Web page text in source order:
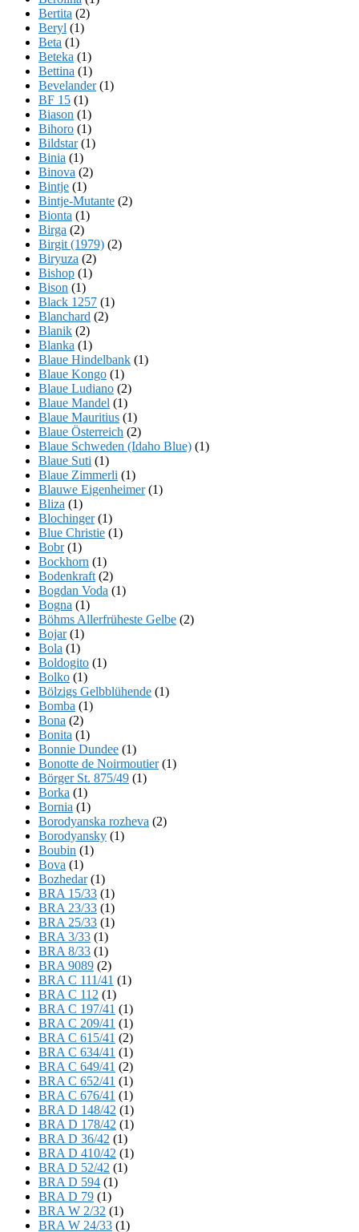
Bertita (2)
Beryl (1)
Beta (1)
Beteka (1)
Bettina (1)
Bevelander(1)
BF 15 (1)
Biason (1)
Bihoro (1)
Bildstar(1)
Binia (1)
Binova (2)
Bintje (1)
Bintje-Mutante (2)
Bionta (1)
Birga (2)
Birgit (1979) (2)
Biryuza (2)
Bishop (1)
Bison (1)
Black 1257 (1)
Blanchard (2)
Blanik (2)
Blanka (1)
Blaue Hindelbank (1)
Blaue Kongo (1)
Blaue Ludiano (2)
Blaue Mandel (1)
Blaue Mauritius (1)
Blaue Österreich (2)
Blaue Schweden (Idaho Blue) (1)
Blaue Suti (1)
Blaue Zimmerli (1)
Blauwe Eigenheimer(1)
Bliza (1)
Blochinger(1)
Blue Christie (1)
Bobr(1)
Bockhorn (1)
Bodenkraft (2)
Bogdan Voda (1)
Bogna (1)
Böhms Allerfrüheste Gelbe (2)
Bojar(1)
Bola (1)
Boldogito (1)
Bolko (1)
Bölzigs Gelbblühende (1)
Bomba (1)
Bona (2)
Bonita (1)
Bonnie Dundee (1)
Bonotte de Noirmoutier(1)
Börger St. 875/49 (1)
Borka (1)
Bornia (1)
Borodyanska rozheva (2)
Borodyansky (1)
Boubin (1)
Bova (1)
Bozhedar(1)
BRA 15/33 (1)
BRA 23/33 (1)
BRA 25/33 (1)
BRA 3/33 (1)
BRA 8/33 (1)
BRA 9089 (2)
BRA C 111/41 (1)
BRA C 112 (1)
BRA C 197/41 (1)
BRA C 209/41 (1)
BRA C 615/41 (2)
BRA C 634/41 (1)
BRA C 649/41 (2)
BRA C 652/41 (1)
BRA C 676/41 (1)
BRA D 148/42 (1)
BRA D 178/42 (1)
BRA D 36/42 (1)
BRA D 410/42 (1)
BRA D 52/42 (1)
BRA D 594 (1)
BRA D 79 (1)
BRA W 2/32 (1)
BRA W 24/33 (1)